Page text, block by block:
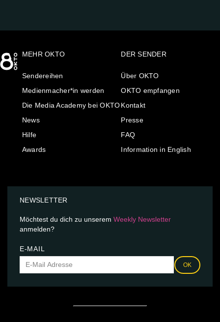
MEHR OKTO
Sendereihen
Medienmacher*in werden
Die Media Academy bei OKTO
News
Hilfe
Awards
DER SENDER
Über OKTO
OKTO empfangen
Kontakt
Presse
FAQ
Information in English
NEWSLETTER
Möchtest du dich zu unserem Weekly Newsletter
anmelden?
E-MAIL
OK